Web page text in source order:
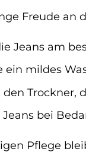
Freude an
Jeans am
ein mildes
Trockner,
bei
Pflege